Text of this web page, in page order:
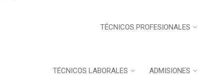
TÉCNICOS PROFESIONALES
TÉCNICOS LABORALES ADMISIONES